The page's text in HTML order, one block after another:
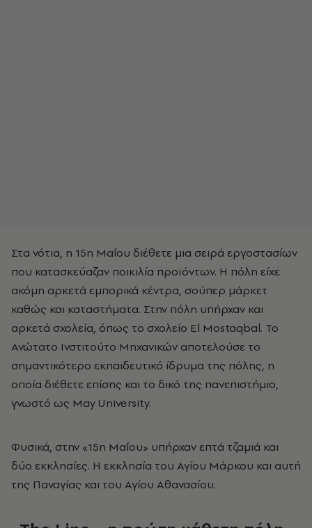
Στα νότια, η 15η Μαΐου διέθετε μια σειρά εργοστασίων
που κατασκεύαζαν ποικιλία προϊόντων. Η πόλη είχε
ακόμη αρκετά εμπορικά κέντρα, σούπερ μάρκετ
καθώς και καταστήματα. Στην πόλη υπήρχαν και
αρκετά σχολεία, όπως το σχολείο El Mostaqbal. Το
Ανώτατο Ινστιτούτο Μηχανικών αποτελούσε το
σημαντικότερο εκπαιδευτικό ίδρυμα της πόλης, η
οποία διέθετε επίσης και το δικό της πανεπιστήμιο,
γνωστό ως May University.
Φυσικά, στην «15η Μαΐου» υπήρχαν επτά τζαμιά και
δύο εκκλησίες. Η εκκλησία του Αγίου Μάρκου και αυτή
της Παναγίας και του Αγίου Αθανασίου.